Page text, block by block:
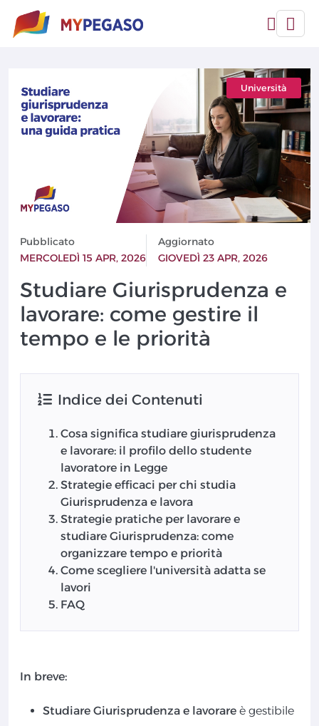
Università
Pubblicato
MERCOLEDÌ 15 APR, 2026
Aggiornato
GIOVEDÌ 23 APR, 2026
Studiare Giurisprudenza e
lavorare: come gestire il
tempo e le priorità
Indice dei Contenuti
Cosa significa studiare giurisprudenza
e lavorare: il profilo dello studente
lavoratore in Legge
Strategie efficaci per chi studia
Giurisprudenza e lavora
Strategie pratiche per lavorare e
studiare Giurisprudenza: come
organizzare tempo e priorità
Come scegliere l'università adatta se
lavori
FAQ
In breve:
Studiare Giurisprudenza e lavorare è gestibile